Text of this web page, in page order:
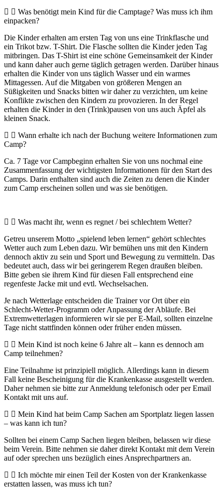
Was benötigt mein Kind für die Camptage? Was muss ich ihm
einpacken?
Die Kinder erhalten am ersten Tag von uns eine Trinkflasche und
ein Trikot bzw. T-Shirt. Die Flasche sollten die Kinder jeden Tag
mitbringen. Das T-Shirt ist eine schöne Gemeinsamkeit der Kinder
und kann daher auch gerne täglich getragen werden. Darüber hinaus
erhalten die Kinder von uns täglich Wasser und ein warmes
Mittagessen. Auf die Mitgaben von größeren Mengen an
Süßigkeiten und Snacks bitten wir daher zu verzichten, um keine
Konflikte zwischen den Kindern zu provozieren. In der Regel
erhalten die Kinder in den (Trink)pausen von uns auch Äpfel als
kleinen Snack.
Wann erhalte ich nach der Buchung weitere Informationen zum
Camp?
Ca. 7 Tage vor Campbeginn erhalten Sie von uns nochmal eine
Zusammenfassung der wichtigsten Informationen für den Start des
Camps. Darin enthalten sind auch die Zeiten zu denen die Kinder
zum Camp erscheinen sollen und was sie benötigen.
Was macht ihr, wenn es regnet / bei schlechtem Wetter?
Getreu unserem Motto „spielend leben lernen“ gehört schlechtes
Wetter auch zum Leben dazu. Wir bemühen uns mit den Kindern
dennoch aktiv zu sein und Sport und Bewegung zu vermitteln. Das
bedeutet auch, dass wir bei geringerem Regen draußen bleiben.
Bitte geben sie ihrem Kind für diesen Fall entsprechend eine
regenfeste Jacke mit und evtl. Wechselsachen.
Je nach Wetterlage entscheiden die Trainer vor Ort über ein
Schlecht-Wetter-Programm oder Anpassung der Abläufe. Bei
Extremwetterlagen informieren wir sie per E-Mail, sollten einzelne
Tage nicht stattfinden können oder früher enden müssen.
Mein Kind ist noch keine 6 Jahre alt – kann es dennoch am
Camp teilnehmen?
Eine Teilnahme ist prinzipiell möglich. Allerdings kann in diesem
Fall keine Bescheinigung für die Krankenkasse ausgestellt werden.
Daher nehmen sie bitte zur Anmeldung telefonisch oder per Email
Kontakt mit uns auf.
Mein Kind hat beim Camp Sachen am Sportplatz liegen lassen
– was kann ich tun?
Sollten bei einem Camp Sachen liegen bleiben, belassen wir diese
beim Verein. Bitte nehmen sie daher direkt Kontakt mit dem Verein
auf oder sprechen uns bezüglich eines Ansprechpartners an.
Ich möchte mir einen Teil der Kosten von der Krankenkasse
erstatten lassen, was muss ich tun?